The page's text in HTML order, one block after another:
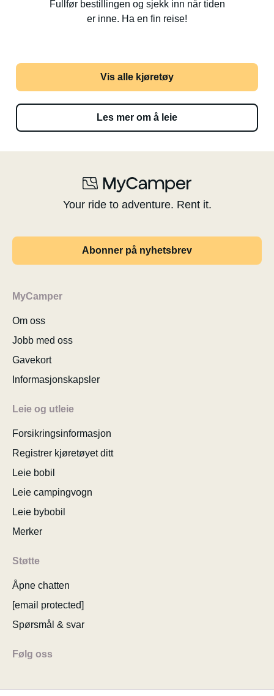
Fullfør bestillingen og sjekk inn når tiden
er inne. Ha en fin reise!
Vis alle kjøretøy
Les mer om å leie
Your ride to adventure. Rent it.
Abonner på nyhetsbrev
MyCamper
Om oss
Jobb med oss
Gavekort
Informasjonskapsler
Leie og utleie
Forsikringsinformasjon
Registrer kjøretøyet ditt
Leie bobil
Leie campingvogn
Leie bybobil
Merker
Støtte
Åpne chatten
[email protected]
Spørsmål & svar
Følg oss